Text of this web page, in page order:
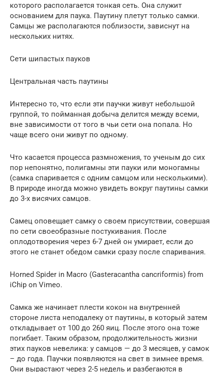
которого располагается тонкая сеть. Она служит
основанием для паука. Паутину плетут только самки.
Самцы же располагаются поблизости, зависнут на
нескольких нитях.
Сети шипастых пауков
Центральная часть паутины
Интересно то, что если эти паучки живут небольшой
группой, то пойманная добыча делится между всеми,
вне зависимости от того в чьи сети она попала. Но
чаще всего они живут по одному.
Что касается процесса размножения, то ученым до сих
пор непонятно, полигамны эти пауки или моногамны
(самка спаривается с одним самцом или несколькими).
В природе иногда можно увидеть вокруг паутины самки
до 3-х висячих самцов.
Самец оповещает самку о своем присутствии, совершая
по сети своеобразные постукивания. После
оплодотворения через 6-7 дней он умирает, если до
этого не станет обедом самки сразу после спаривания.
Horned Spider in Macro (Gasteracantha cancriformis) from
iChip on Vimeo.
Самка же начинает плести кокон на внутренней
стороне листа неподалеку от паутины, в который затем
откладывает от 100 до 260 яиц. После этого она тоже
погибает. Таким образом, продолжительность жизни
этих пауков невелика: у самцов — до 3 месяцев, у самок
– до года. Паучки появляются на свет в зимнее время.
Они вырастают через 2-5 недель и разбегаются в